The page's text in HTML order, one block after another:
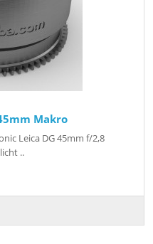
Makro
Leica DG 45mm f/2,8
..